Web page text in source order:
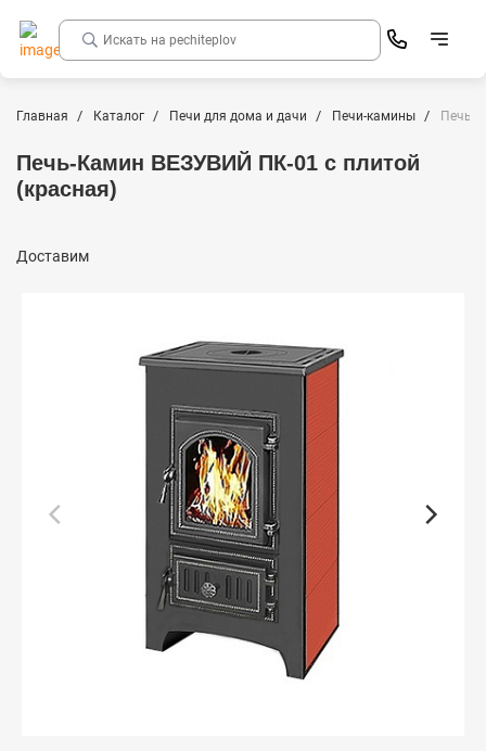
Главная Каталог Печи для дома и дачи Печи-камины Печь-
Печь-Камин ВЕЗУВИЙ ПК-01 с плитой
(красная)
Доставим